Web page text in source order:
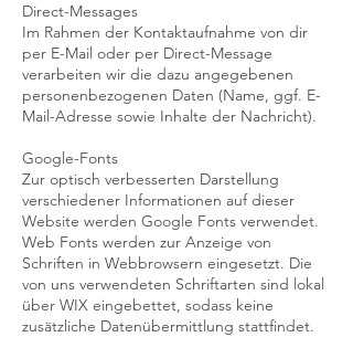
Direct-Messages
Im Rahmen der Kontaktaufnahme von dir
per E-Mail oder per Direct-Message
verarbeiten wir die dazu angegebenen
personenbezogenen Daten (Name, ggf. E-
Mail-Adresse sowie Inhalte der Nachricht).
Google-Fonts
Zur optisch verbesserten Darstellung
verschiedener Informationen auf dieser
Website werden Google Fonts verwendet.
Web Fonts werden zur Anzeige von
Schriften in Webbrowsern eingesetzt. Die
von uns verwendeten Schriftarten sind lokal
über WIX eingebettet, sodass keine
zusätzliche Datenübermittlung stattfindet.